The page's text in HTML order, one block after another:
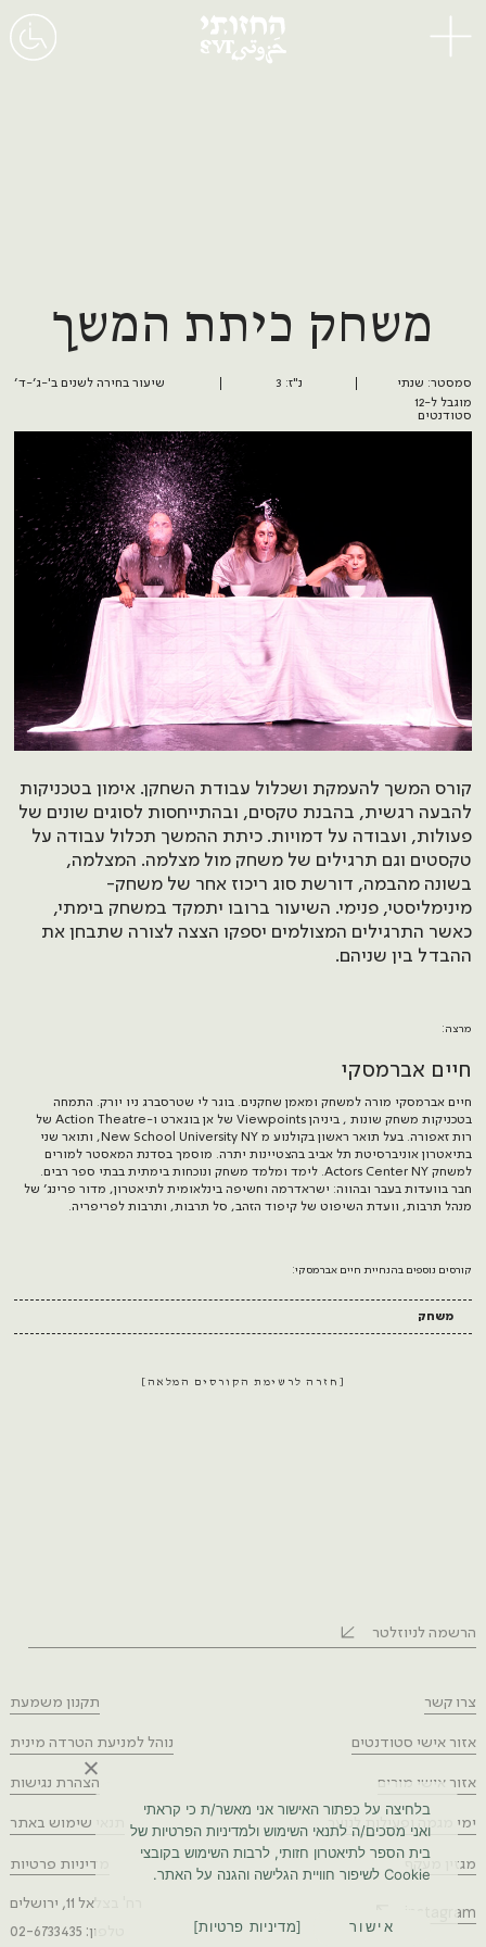
תפריט
משחק כיתת המשך
סמסטר: שנתי נ"ז: 3
שיעור בחירה לשנים ב'-ג׳-ד׳
מוגבל ל-12
סטודנטים
מרצה:
חיים אברמסקי
חיים אברמסקי מורה למשחק ומאמן שחקנים. בוגר לי שטרסברג ניו יורק. התמחה
בטכניקות משחק שונות , ביניהן Viewpoints של אן בוגארט ו-Action Theatre של
רות זאפורה. בעל תואר ראשון בקולנוע מ New School University NY, ותואר שני
בתיאטרון אוניברסיטת תל אביב בהצטיינות יתרה. מוסמך בסדנת המאסטר למורים
למשחק Actors Center NY. לימד ומלמד משחק ונוכחות בימתית בבתי ספר רבים.
חבר בוועדות בעבר ובהווה: ישראדרמה וחשיפה בינלאומית לתיאטרון, מדור פרינג׳ של
מנהל תרבות, וועדת השיפוט של קיפוד הזהב, סל תרבות, ותרבות לפריפריה.
קורסים נוספים בהנחיית חיים אברמסקי:
משחק
קורס המשך להעמקת ושכלול עבודת השחקן. אימון בטכניקות
להבעה רגשית, בהבנת טקסים, ובהתייחסות לסוגים שונים של
פעולות, ועבודה על דמויות. כיתת ההמשך תכלול עבודה על
טקסטים וגם תרגילים של משחק מול מצלמה. המצלמה,
בשונה מהבמה, דורשת סוג ריכוז אחר של משחק-
מינימליסטי, פנימי. השיעור ברובו יתמקד במשחק בימתי,
כאשר התרגילים המצולמים יספקו הצצה לצורה שתבחן את
ההבדל בין שניהם.
חזרה לרשימת הקורסים המלאה
רח' בצלאל 11, ירושלים
טלפון: 02-6733435
צרו קשר
אזור אישי סטודנטים
אזור אישי מורים
ימי מגמה ופעילות לנוער
מגזין מעקף
תקנון משמעת
נוהל למניעת הטרדה מינית
הצהרת נגישות
תנאי שימוש באתר
מדיניות פרטיות
הרשמה לניוזלטר
instagram
בלחיצה על כפתור האישור אני מאשר/ת כי קראתי
ואני מסכים/ה לתנאי השימוש ולמדיניות הפרטיות של
בית הספר לתיאטרון חזותי, לרבות השימוש בקובצי
Cookie לשיפור חוויית הגלישה והגנה על האתר.
אישור מדיניות פרטיות